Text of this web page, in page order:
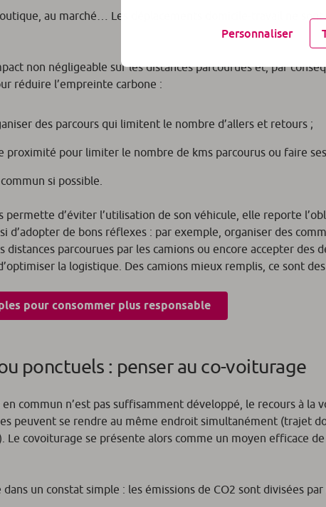
au marché… Les déplacements domicile-travail ne
non négligeable sur les distances parcourues et, par
réduire l’empreinte carbone :
des parcours qui limitent le nombre d’allers et retours ;
proximité pour limiter le nombre de kms parcourus ou faire
si possible.
permette d’éviter l’utilisation de son véhicule, elle reporte
d’adopter de bons réflexes : par exemple, organiser des
parcourues par les camions ou encore accepter des
la logistique. Des camions mieux remplis, ce sont
pour consommer plus responsable
ponctuels : penser au co-voiturage
commun n’est pas suffisamment développé, le recours à la
peuvent se rendre au même endroit simultanément (trajet
covoiturage se présente alors comme un moyen efficace
un constat simple : les émissions de CO2 sont divisées
Personnaliser